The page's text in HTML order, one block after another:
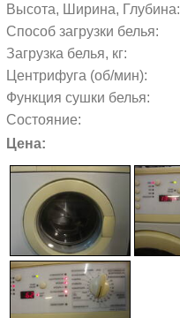
Высота, Ширина, Глубина:
Способ загрузки белья:
Загрузка белья, кг:
Центрифуга (об/мин):
Функция сушки белья:
Состояние:
Цена: